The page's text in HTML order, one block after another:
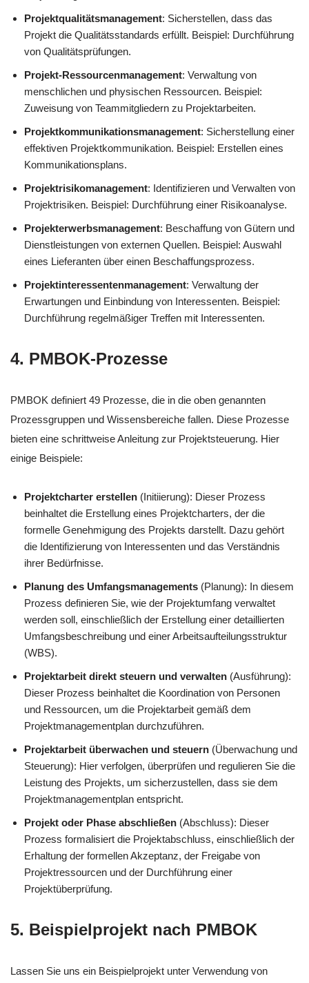
Projektqualitätsmanagement: Sicherstellen, dass das
Projekt die Qualitätsstandards erfüllt. Beispiel: Durchführung
von Qualitätsprüfungen.
Projekt-Ressourcenmanagement: Verwaltung von
menschlichen und physischen Ressourcen. Beispiel:
Zuweisung von Teammitgliedern zu Projektarbeiten.
Projektkommunikationsmanagement: Sicherstellung einer
effektiven Projektkommunikation. Beispiel: Erstellen eines
Kommunikationsplans.
Projektrisikomanagement: Identifizieren und Verwalten von
Projektrisiken. Beispiel: Durchführung einer Risikoanalyse.
Projekterwerbsmanagement: Beschaffung von Gütern und
Dienstleistungen von externen Quellen. Beispiel: Auswahl
eines Lieferanten über einen Beschaffungsprozess.
Projektinteressentenmanagement: Verwaltung der
Erwartungen und Einbindung von Interessenten. Beispiel:
Durchführung regelmäßiger Treffen mit Interessenten.
4. PMBOK-Prozesse
PMBOK definiert 49 Prozesse, die in die oben genannten
Prozessgruppen und Wissensbereiche fallen. Diese Prozesse
bieten eine schrittweise Anleitung zur Projektsteuerung. Hier
einige Beispiele:
Projektcharter erstellen (Initiierung): Dieser Prozess
beinhaltet die Erstellung eines Projektcharters, der die
formelle Genehmigung des Projekts darstellt. Dazu gehört
die Identifizierung von Interessenten und das Verständnis
ihrer Bedürfnisse.
Planung des Umfangsmanagements (Planung): In diesem
Prozess definieren Sie, wie der Projektumfang verwaltet
werden soll, einschließlich der Erstellung einer detaillierten
Umfangsbeschreibung und einer Arbeitsaufteilungsstruktur
(WBS).
Projektarbeit direkt steuern und verwalten (Ausführung):
Dieser Prozess beinhaltet die Koordination von Personen
und Ressourcen, um die Projektarbeit gemäß dem
Projektmanagementplan durchzuführen.
Projektarbeit überwachen und steuern (Überwachung und
Steuerung): Hier verfolgen, überprüfen und regulieren Sie die
Leistung des Projekts, um sicherzustellen, dass sie dem
Projektmanagementplan entspricht.
Projekt oder Phase abschließen (Abschluss): Dieser
Prozess formalisiert die Projektabschluss, einschließlich der
Erhaltung der formellen Akzeptanz, der Freigabe von
Projektressourcen und der Durchführung einer
Projektüberprüfung.
5. Beispielprojekt nach PMBOK
Lassen Sie uns ein Beispielprojekt unter Verwendung von